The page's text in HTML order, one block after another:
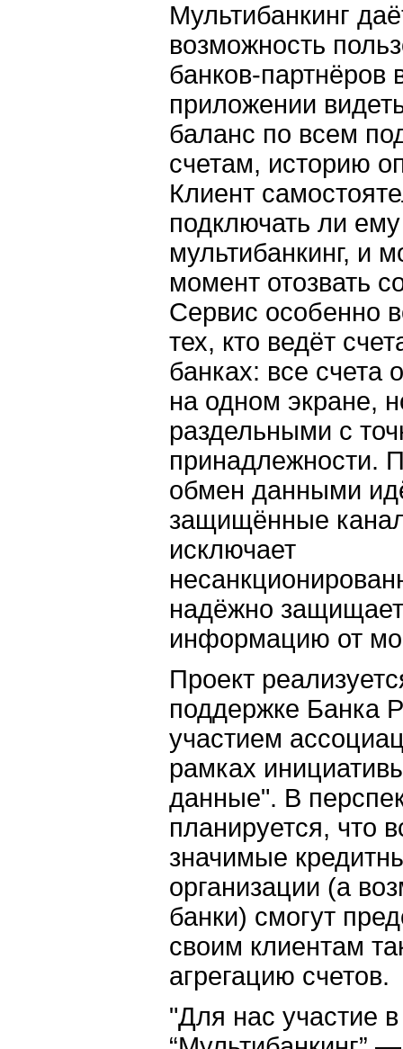
Мультибанкинг
возможность
банков-партнёров
приложении
баланс по всем
счетам, историю
Клиент
подключать ли ему
мультибанкинг, и
момент отозвать
Сервис особенно
тех, кто ведёт
банках: все счета
на одном экране,
раздельными с
принадлежности.
обмен данными
защищённые
исключает
надёжно защищает
информацию от
Проект
поддержке Банка
участием
рамках
данные". В
планируется, что
значимые
организации (а
банки) смогут
своим клиентам
агрегацию счетов.
"Для нас участие